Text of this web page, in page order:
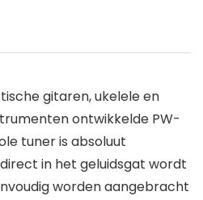
gitaren, ukelele en
ontwikkelde PW-
tuner is absoluut
in het geluidsgat wordt
worden aangebracht